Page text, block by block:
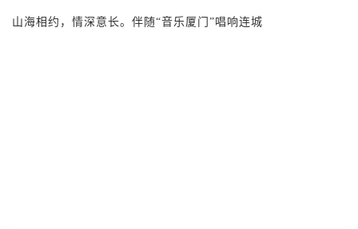
山海相约，情深意长。伴随“音乐厦门”唱响连城